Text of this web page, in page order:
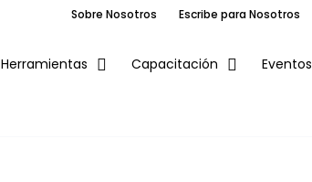
Sobre Nosotros Escribe para Nosotros
Herramientas Capacitación Eventos